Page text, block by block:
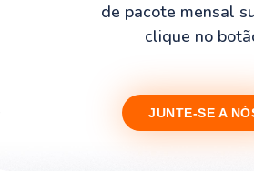
de pacote mensal
clique no
JUNTE-SE A